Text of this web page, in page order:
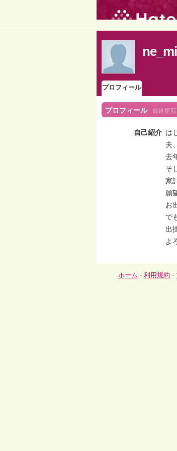
プロフィール
プロフィール 最終更新
自己紹介 は
夫
去
そ
家
願
お
で
出
よ
ホーム - 利用規約 -